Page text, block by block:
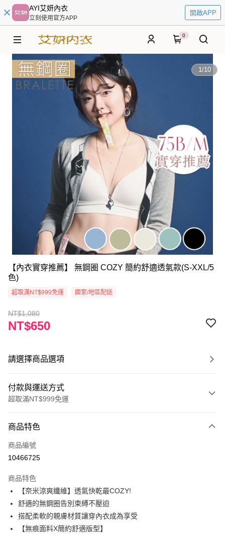
AYI艾妍內衣
立刻使用官方APP
開啟APP
0
1/10
【內衣實穿推薦】 無鋼圈 COZY 簡約舒適透氣款(S-XXL/5
色)
超取滿NT$999免運 國家/地區配送
NT$1,080
NT$650
請選擇商品選項
付款與運送方式
超取滿NT$999免運
信用卡一次付款
超商取貨付款
ATM付款
運送方式
全家取貨付款
商品特色
商品編號
10466725
商品特色
【奈米涼爽纖維】透氣快乾最COZY!
舒適的無鋼圈告別束縛不壓迫
搭配柔軟的親膚材質讓穿內衣成為享受
【無痕面料X簡約舒適版型】